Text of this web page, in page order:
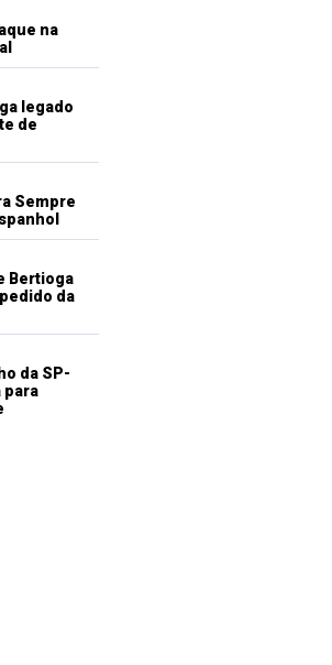
na
legado
de
Sempre
Bertioga
da
da SP-
para